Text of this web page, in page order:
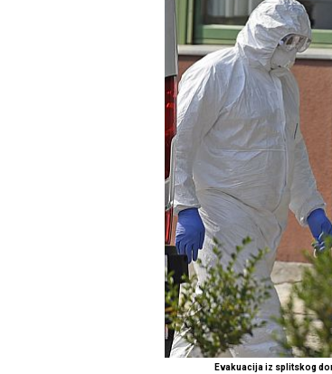
Evakuacija iz splitskog